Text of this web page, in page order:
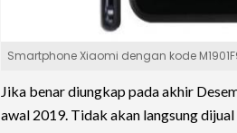
Smartphone Xiaomi dengan kode
Jika benar diungkap pada akhir
awal 2019. Tidak akan langsung